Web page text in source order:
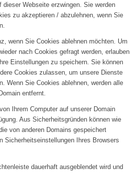
Webseite erzwingen. Sie werden
zu akzeptieren / abzulehnen, wenn Sie
wenn Sie Cookies ablehnen möchten. Um
nach Cookies gefragt werden, erlauben
Einstellungen zu speichern. Sie können
Cookies zulassen, um unsere Dienste
Wenn Sie Cookies ablehnen, werden alle
entfernt.
Ihrem Computer auf unserer Domain
Aus Sicherheitsgründen können wie
von anderen Domains gespeichert
Sicherheitseinstellungen Ihres Browsers
dauerhaft ausgeblendet wird und